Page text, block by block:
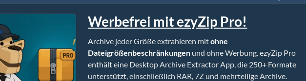
Werbefrei mit ezyZip Pro!
Archive jeder Größe extrahieren mitohne
Dateigrößenbeschränkungen und ohne Werbung. ezyZip Pro
enthält eine Desktop Archive Extractor App, die 250+ Formate
unterstützt, einschließlich RAR, 7Z und mehrteilige Archive.